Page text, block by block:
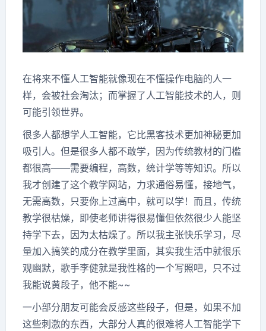
在将来不懂人工智能就像现在不懂操作电脑的人一
样，会被社会淘汰；而掌握了人工智能技术的人，则
可能引领世界。
很多人都想学人工智能，它比黑客技术更加神秘更加
吸引人。但是很多人都不敢学，因为传统教材的门槛
都很高——需要编程，高数，统计学等等知识。所以
我才创建了这个教学网站，力求通俗易懂，接地气，
无需高数，只要你上过高中，就可以学！而且，传统
教学很枯燥，即使老师讲得很易懂但依然很少人能坚
持学下去，因为太枯燥了。所以我主张快乐学习，尽
量加入搞笑的成分在教学里面，其实我生活中就很乐
观幽默，歌手李健就是我性格的一个写照吧，只不过
我能说黄段子，他不能~~
一小部分朋友可能会反感这些段子，但是，如果不加
这些刺激的东西，大部分人真的很难将人工智能学下